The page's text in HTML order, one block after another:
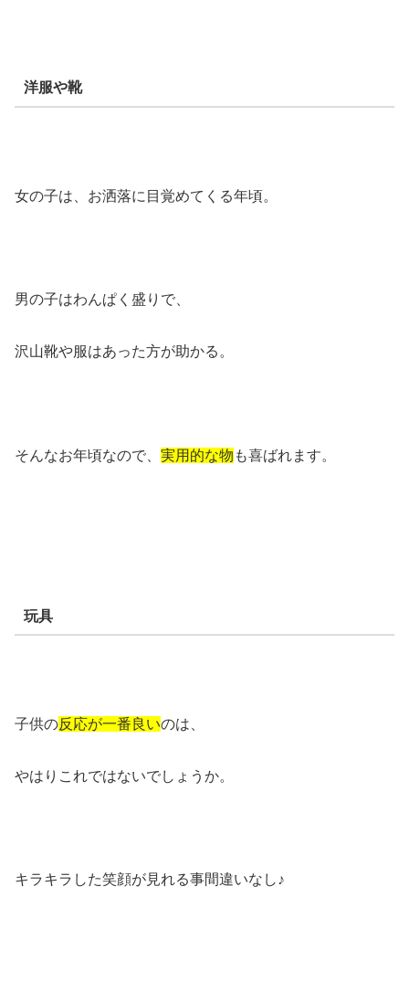
洋服や靴
女の子は、お洒落に目覚めてくる年頃。
男の子はわんぱく盛りで、
沢山靴や服はあった方が助かる。
そんなお年頃なので、 実用的な物 も喜ばれます。
玩具
子供の反応が一番良いのは、
やはりこれではないでしょうか。
キラキラした笑顔が見れる事間違いなし♪